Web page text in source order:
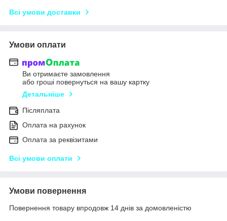
Всі умови доставки
Умови оплати
Ви отримаєте замовлення
або гроші повернуться на вашу картку
Детальніше
Післяплата
Оплата на рахунок
Оплата за реквізитами
Всі умови оплати
Умови повернення
Повернення товару впродовж 14 днів за домовленістю